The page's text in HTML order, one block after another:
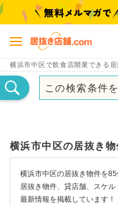
横浜市中区で飲食店開業できる
この検索条件を
横浜市中区の居抜き
横浜市中区の居抜き物件を
居抜き物件、貸店舗、スケ
最新情報を掲載しています！